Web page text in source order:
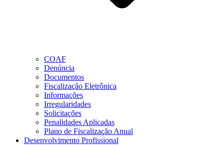
COAF
Denúncia
Documentos
Fiscalização Eletrônica
Informações
Irregularidades
Solicitações
Penalidades Aplicadas
Plano de Fiscalização Anual
Desenvolvimento Profissional